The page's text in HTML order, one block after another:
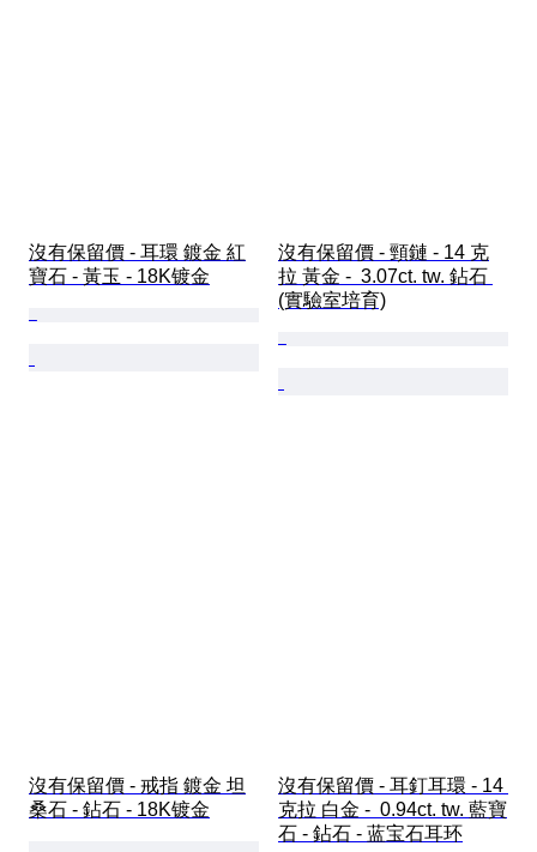
沒有保留價 - 耳環 鍍金 紅
寶石 - 黃玉 - 18K镀金
沒有保留價 - 頸鏈 - 14 克
拉 黃金 -  3.07ct. tw. 鉆石
(實驗室培育)
沒有保留價 - 戒指 鍍金 坦
桑石 - 鉆石 - 18K镀金
沒有保留價 - 耳釘耳環 - 14
克拉 白金 -  0.94ct. tw. 藍寶
石 - 鉆石 - 蓝宝石耳环